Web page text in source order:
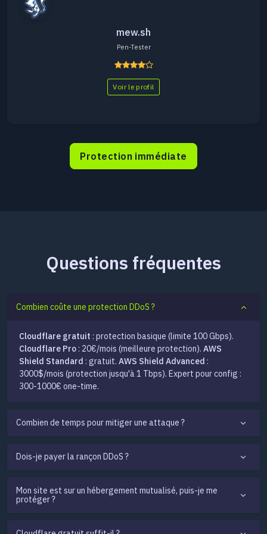
mew.sh
Pen-Tester
Voir le profil
Protection immédiate
Questions fréquentes
Combien coûte une protection DDoS ?
Cloudflare gratuit : protection basique (limite 100 Gbps).
Cloudflare Pro : 20€/mois (meilleure protection). AWS
Shield Standard : gratuit. AWS Shield Advanced :
3000$/mois (protection jusqu'à 1 Tbps). Expert pour config :
300-1000€ one-time.
Combien de temps pour mitiger une attaque ?
Dois-je payer la rançon DDoS ?
Mon site est sur un hébergement mutualisé, puis-je me
protéger ?